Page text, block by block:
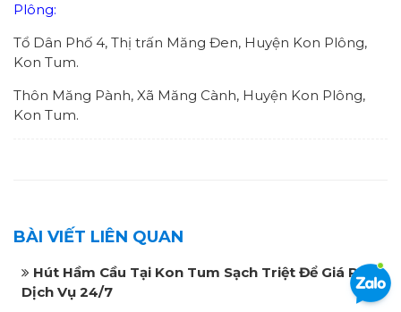
Plông:
Tổ Dân Phố 4, Thị trấn Măng Đen, Huyện Kon Plông,
Kon Tum.
Thôn Măng Pành, Xã Măng Cành, Huyện Kon Plông,
Kon Tum.
BÀI VIẾT LIÊN QUAN
Hút Hầm Cầu Tại Kon Tum Sạch Triệt Để Giá Rẻ
Dịch Vụ 24/7